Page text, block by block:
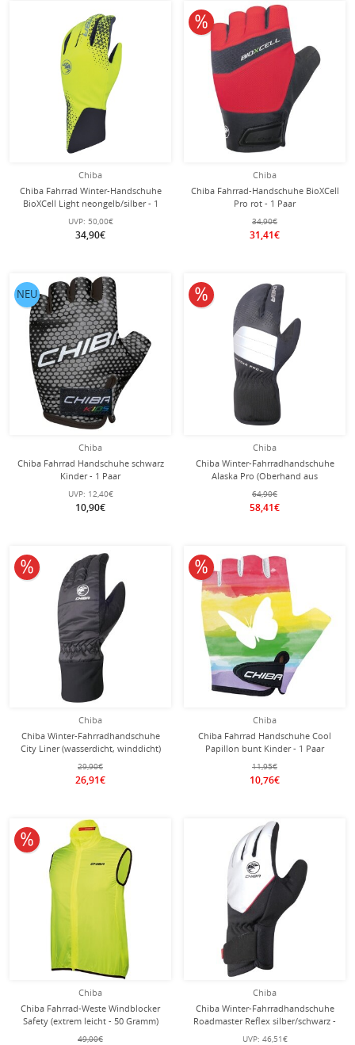
Chiba
Chiba Fahrrad Winter-Handschuhe
BioXCell Light neongelb/silber - 1
Paar
UVP: 50,00€
34,90€
Chiba
Chiba Fahrrad-Handschuhe BioXCell
Pro rot - 1 Paar
34,90€
31,41€
10% reduziert
Chiba
Chiba Fahrrad Handschuhe schwarz
Kinder - 1 Paar
UVP: 12,40€
10,90€
NEU
Chiba
Chiba Winter-Fahrradhandschuhe
Alaska Pro (Oberhand aus
winddichtem Softshell und Stretch-
Fabric) schwarz - 1 Paar
64,90€
58,41€
10% reduziert
Chiba
Chiba Winter-Fahrradhandschuhe
City Liner (wasserdicht, winddicht)
schwarz - 1 Paar
29,90€
26,91€
10% reduziert
Chiba
Chiba Fahrrad Handschuhe Cool
Papillon bunt Kinder - 1 Paar
11,95€
10,76€
10% reduziert
Chiba
Chiba Fahrrad-Weste Windblocker
Safety (extrem leicht - 50 Gramm)
neongelb Herren
49,00€
10% reduziert
Chiba
Chiba Winter-Fahrradhandschuhe
Roadmaster Reflex silber/schwarz -
1 Paar
UVP: 46,51€